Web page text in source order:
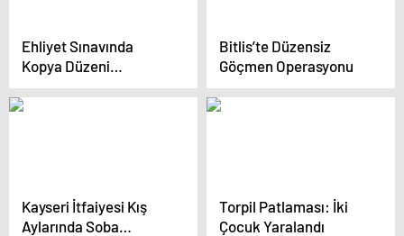
Ehliyet Sınavında
Kopya Düzeni
Çökertildi
Bitlis’te Düzensiz
Göçmen Operasyonu
Kayseri İtfaiyesi Kış
Aylarında Soba
Torpil Patlaması: İki
Çocuk Yaralandı